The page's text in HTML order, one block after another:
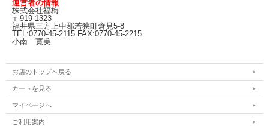
運営者の情報
株式会社福梅
〒919-1323
福井県三方上中郡若狭町倉見5-8
TEL:0770-45-2115 FAX:0770-45-2215
小南 寛美
お店のトップへ戻る
カートを見る
マイページへ
ご利用案内